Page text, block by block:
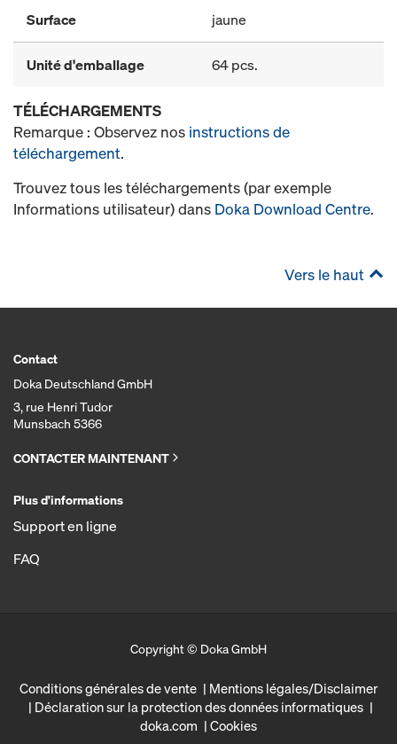
Surface jaune
Unité d'emballage 64 pcs.
TÉLÉCHARGEMENTS
Remarque : Observez nos instructions de
téléchargement.
Trouvez tous les téléchargements (par exemple
Informations utilisateur) dans Doka Download Centre.
Vers le haut
Contact
Doka Deutschland GmbH
3, rue Henri Tudor
Munsbach 5366
CONTACTER MAINTENANT
Plus d'informations
Support en ligne
FAQ
Copyright © Doka GmbH
Conditions générales de vente
Mentions légales/Disclaimer
Déclaration sur la protection des données informatiques
doka.com
Cookies